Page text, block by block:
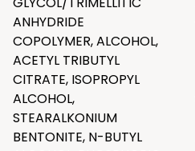
ANHYDRIDE
COPOLYMER, ALCOHOL,
ACETYL TRIBUTYL
CITRATE, ISOPROPYL
ALCOHOL,
STEARALKONIUM
BENTONITE, N-BUTYL